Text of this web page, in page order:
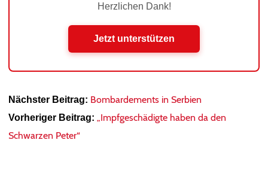
Herzlichen Dank!
Jetzt unterstützen
Nächster Beitrag: Bombardements in Serbien
Vorheriger Beitrag: „Impfgeschädigte haben da den
Schwarzen Peter“